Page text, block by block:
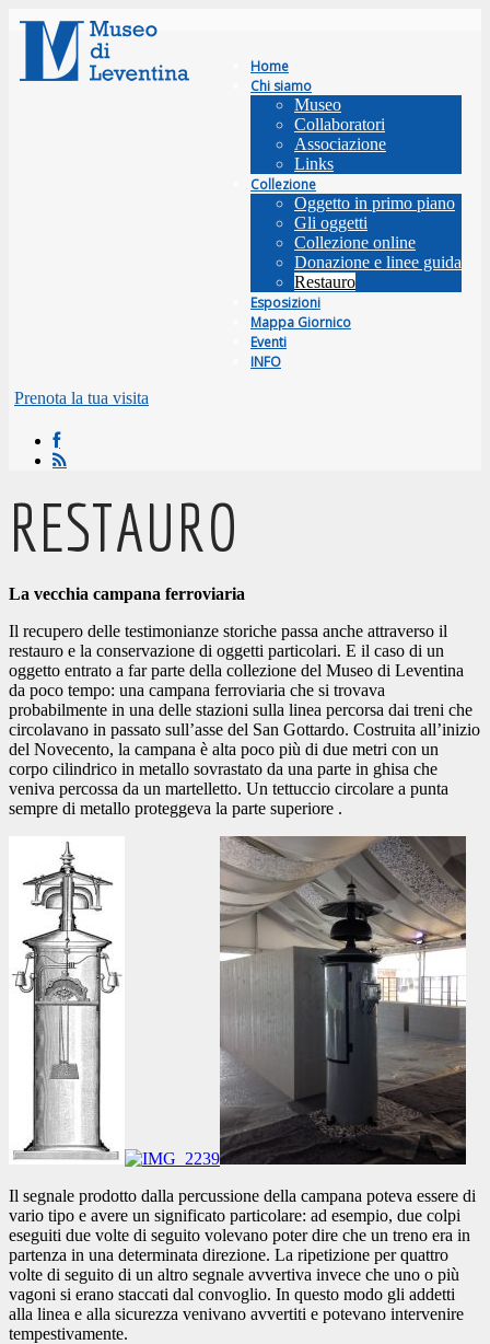
Home
Chi siamo
Museo
Collaboratori
Associazione
Links
Collezione
Oggetto in primo piano
Gli oggetti
Collezione online
Donazione e linee guida
Restauro
Esposizioni
Mappa Giornico
Eventi
INFO
Prenota la tua visita
RESTAURO
La vecchia campana ferroviaria
Il recupero delle testimonianze storiche passa anche attraverso il
restauro e la conservazione di oggetti particolari. E il caso di un
oggetto entrato a far parte della collezione del Museo di Leventina
da poco tempo: una campana ferroviaria che si trovava
probabilmente in una delle stazioni sulla linea percorsa dai treni che
circolavano in passato sull’asse del San Gottardo. Costruita all’inizio
del Novecento, la campana è alta poco più di due metri con un
corpo cilindrico in metallo sovrastato da una parte in ghisa che
veniva percossa da un martelletto. Un tettuccio circolare a punta
sempre di metallo proteggeva la parte superiore .
Il segnale prodotto dalla percussione della campana poteva essere di
vario tipo e avere un significato particolare: ad esempio, due colpi
eseguiti due volte di seguito volevano poter dire che un treno era in
partenza in una determinata direzione. La ripetizione per quattro
volte di seguito di un altro segnale avvertiva invece che uno o più
vagoni si erano staccati dal convoglio. In questo modo gli addetti
alla linea e alla sicurezza venivano avvertiti e potevano intervenire
tempestivamente.